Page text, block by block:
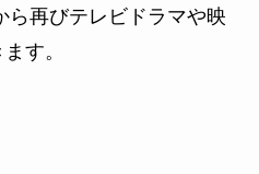
ら再びテレビドラマや映
す。